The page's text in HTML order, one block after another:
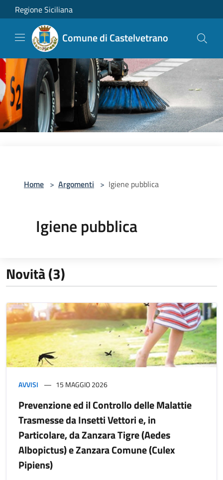
Salta al contenuto principale
Regione Siciliana
Comune di Castelvetrano
Home > Argomenti > Igiene pubblica
Igiene pubblica
Novità (3)
AVVISI 15 MAGGIO 2026
Prevenzione ed il Controllo delle Malattie
Trasmesse da Insetti Vettori e, in
Particolare, da Zanzara Tigre (Aedes
Albopictus) e Zanzara Comune (Culex
Pipiens)